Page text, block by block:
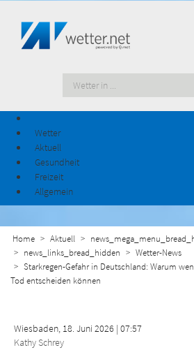
Wetter
Aktuell
Gesundheit
Freizeit
Allgemein
Home Aktuell
news_links_bread_hidden
Wetter-News
Starkregen-Gefahr in Deutschland: Warum
Tod entscheiden können
Wiesbaden, 18. Juni 2026 | 07:57
Kathy Schrey